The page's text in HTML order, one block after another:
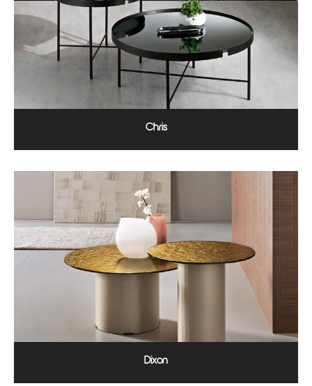
Chris
Dixon